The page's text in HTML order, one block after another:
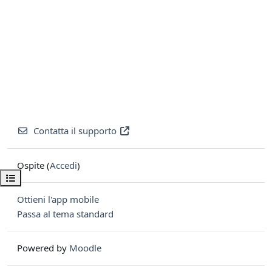
Apri indice del corso
Contatta il supporto
Ospite (Accedi)
Ottieni l'app mobile
Passa al tema standard
Powered by Moodle